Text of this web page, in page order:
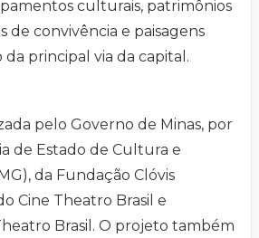
culturais, patrimônios
de convivência e paisagens
principal via da capital.
pelo Governo de Minas, por
de Estado de Cultura e
da Fundação Clóvis
Cine Theatro Brasil e
Brasil. O projeto também